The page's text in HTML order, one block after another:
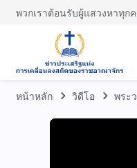
พวกเราต้อนรับผู้แสวงหาทุก
หน้าหลัก วิดีโอ พระ